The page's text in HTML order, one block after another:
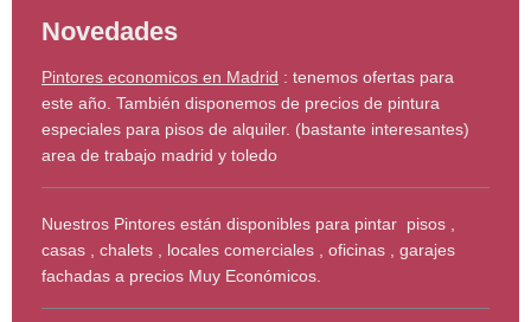
Novedades
Pintores economicos en Madrid : tenemos ofertas para
este año. También disponemos de precios de pintura
especiales para pisos de alquiler. (bastante interesantes)
area de trabajo madrid y toledo
Nuestros Pintores están disponibles para pintar pisos ,
casas , chalets , locales comerciales , oficinas , garajes
fachadas a precios Muy Económicos.